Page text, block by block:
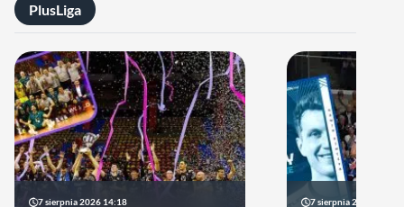
PlusLiga
7 sierpnia 2026 14:18 7 sierpnia 2026 13:49